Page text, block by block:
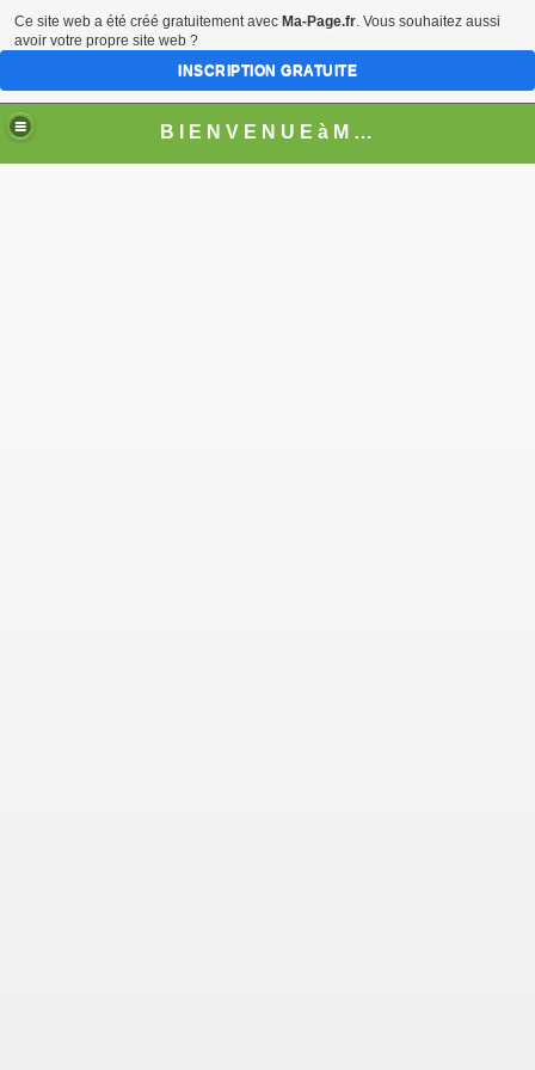
B I E N V E N U E à M O N T H U R E L
Ce site web a été créé gratuitement avec Ma-Page.fr. Vous souhaitez aussi
avoir votre propre site web ?
INSCRIPTION GRATUITE